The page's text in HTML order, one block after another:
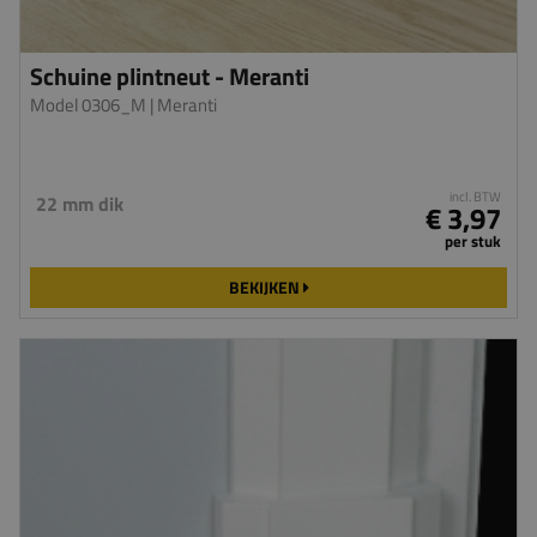
Schuine plintneut - Meranti
Model 0306_M | Meranti
22 mm dik incl. BTW
€ 3,97
per stuk
BEKIJKEN